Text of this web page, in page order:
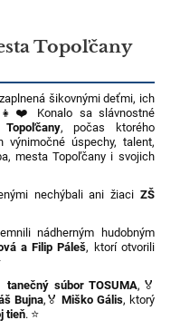
Topoľčany
šikovnými deťmi, ich
Konalo sa slávnostné
, počas ktorého
úspechy, talent,
mesta Topoľčany i svojich
nechýbali ani žiaci ZŠ
nádherným hudobným
a Filip Páleš, ktorí otvorili
tanečný súbor TOSUMA, 🏅
Bujna, 🏅Miško Gális, ktorý
tieň. ⭐